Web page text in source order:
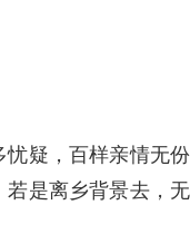
疑，百样亲情无
是离乡背景去，无